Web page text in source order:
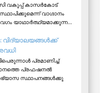
വകുപ്പ് കാസര്‍കോട്
വാഗ്ദാനം
യാഥാര്‍ത്ഥ്യമാക്കുന്ന...
വിദ്യാലയങ്ങള്‍ക്ക്
പ്രമാണിച്ച്
പ്രഫഷനല്‍
സ്ഥാപനങ്ങള്‍ക്കു